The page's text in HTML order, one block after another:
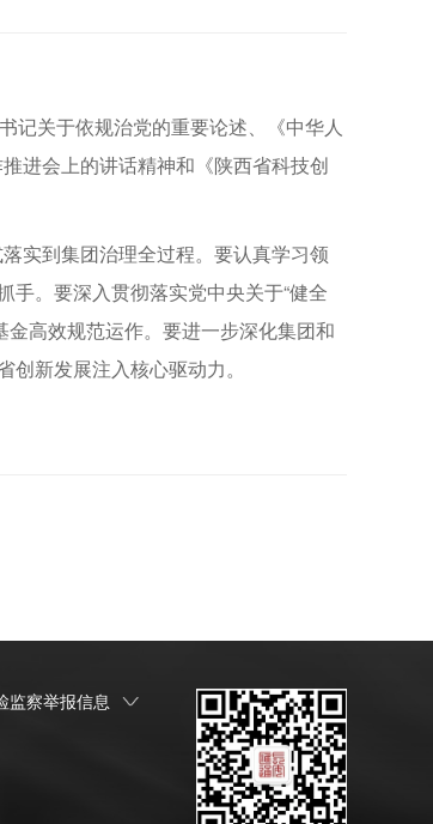
记关于依规治党的重要论述、《中华人
进会上的讲话精神和《陕西省科技创
实到集团治理全过程。要认真学习领
手。要深入贯彻落实党中央关于“健全
高效规范运作。要进一步深化集团和
新发展注入核心驱动力。
监察举报信息